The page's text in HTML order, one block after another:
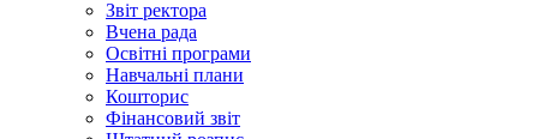
Звіт ректора
Вчена рада
Освітні програми
Навчальні плани
Кошторис
Фінансовий звіт